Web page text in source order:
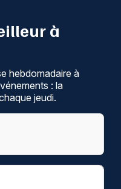
à
hebdomadaire à
: la
jeudi.